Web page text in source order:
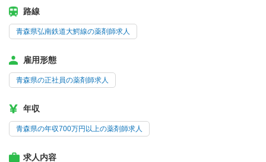
路線
青森県弘南鉄道大鰐線の薬剤師求人
雇用形態
青森県の正社員の薬剤師求人
年収
青森県の年収700万円以上の薬剤師求人
求人内容